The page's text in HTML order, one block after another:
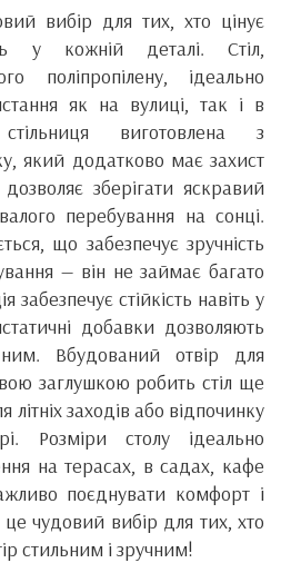
вибір для тих, хто цінує
у кожній деталі. Стіл,
поліпропілену, ідеально
як на вулиці, так і в
виготовлена з
який додатково має захист
зберігати яскравий
перебування на сонці.
що забезпечує зручність
— він не займає багато
забезпечує стійкість навіть у
добавки дозволяють
Вбудований отвір для
заглушкою робить стіл ще
заходів або відпочинку
Розміри столу ідеально
на терасах, в садах, кафе
поєднувати комфорт і
чудовий вибір для тих, хто
стильним і зручним!